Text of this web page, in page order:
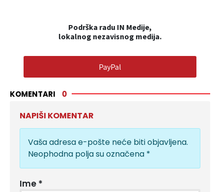
Podrška radu IN Medije,
lokalnog nezavisnog medija.
PayPal
KOMENTARI 0
NAPIŠI KOMENTAR
Vaša adresa e-pošte neće biti objavljena.
Neophodna polja su označena *
Ime *